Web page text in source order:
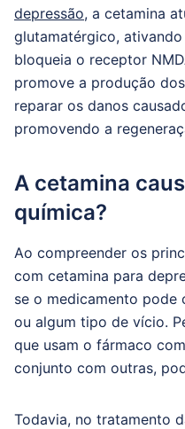
depressão, a cetamina
glutamatérgico,
bloqueia o receptor
promove a produção
reparar os danos
promovendo a
A cetamina
química?
Ao compreender os
com cetamina para
se o medicamento pode
ou algum tipo de vício.
que usam o fármaco
conjunto com outras,
Todavia, no tratamento